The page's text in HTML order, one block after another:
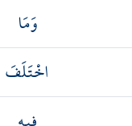
وَمَا
اخْتَلَفَ